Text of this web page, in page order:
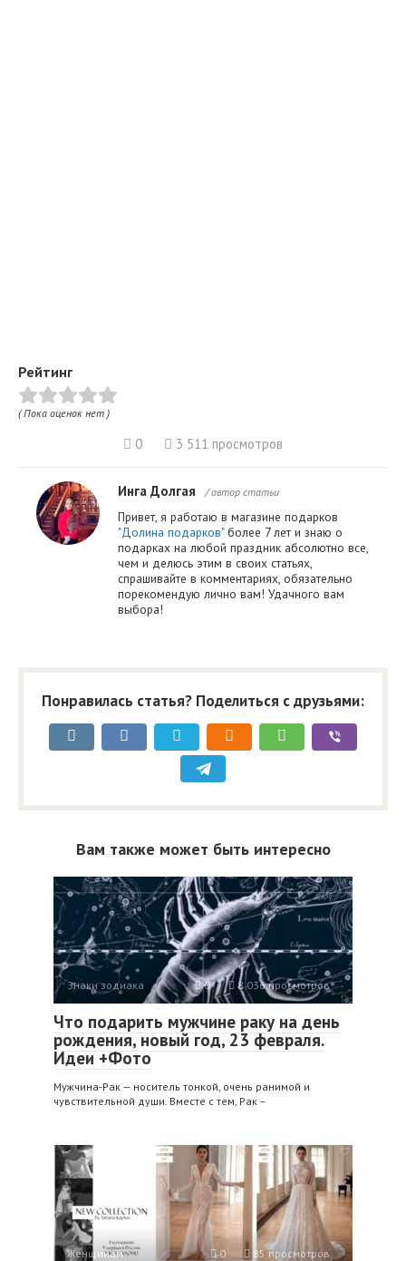
Рейтинг
( Пока оценок нет )
0 3 511 просмотров
Инга Долгая / автор статьи
Привет, я работаю в магазине подарков
"Долина подарков"более 7 лет и знаю о
подарках на любой праздник абсолютно все,
чем и делюсь этим в своих статьях,
спрашивайте в комментариях, обязательно
порекомендую лично вам! Удачного вам
выбора!
Понравилась статья? Поделиться с друзьями:
Вам также может быть интересно
Знаки зодиака 0 8 036 просмотров
Что подарить мужчине раку на день
рождения, новый год, 23 февраля.
Идеи +Фото
Мужчина-Рак — носитель тонкой, очень ранимой и
чувствительной души. Вместе с тем, Рак –
Женщинам 0 85 просмотров